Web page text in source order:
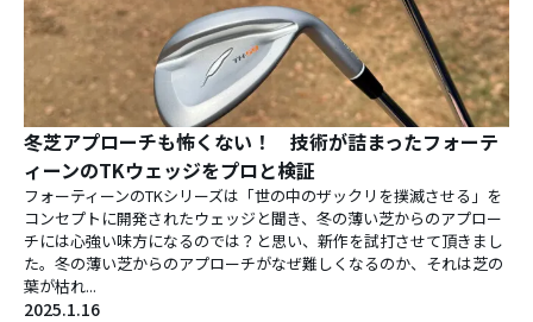
冬芝アプローチも怖くない！ 技術が詰まったフォーテ
ィーンのTKウェッジをプロと検証
フォーティーンのTKシリーズは「世の中のザックリを撲滅させる」を
コンセプトに開発されたウェッジと聞き、冬の薄い芝からのアプロー
チには心強い味方になるのでは？と思い、新作を試打させて頂きまし
た。冬の薄い芝からのアプローチがなぜ難しくなるのか、それは芝の
葉が枯れ...
2025.1.16